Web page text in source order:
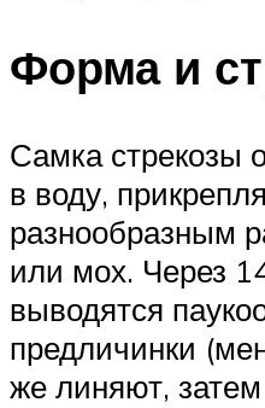
Форма и
Самка стрекозы
в воду,
разнообразным
или мох. Через
выводятся
предличинки
же линяют,